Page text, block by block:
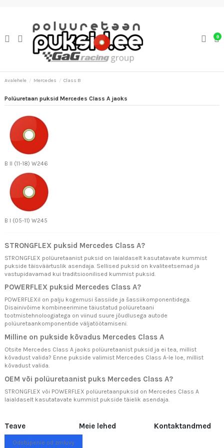
0
Avalehele Mercedes Class B
Polüuretaan puksid Mercedes Class A jaoks
B II (11-18) W246
B I (05-11) W245
STRONGFLEX puksid Mercedes Class A?
STRONGFLEX polüuretaanist puksid on laialdaselt kasutatavate kummist
pukside täisväärtuslik asendaja. Sellised puksid on kvaliteetsemad ja
vastupidavamad kui traditsioonilised kummist puksid.
POWERFLEX puksid Mercedes Class A?
POWERFLEXil on palju kogemusi šassiide ja šassiikomponentidega.
Disainivõime kombineerimine täiustatud polüuretaani
tootmistehnoloogiatega on viinud suure jõudlusega autode
polüuretaankomponentide väljatöötamiseni.
Milline on pukside kõvadus Mercedes Class A
Otsite Mercedes Class A jaoks polüuretaanist puksid ja ei tea, millist
kõvadust valida? Enne pukside valimist Mercedes Class A-le loe, millist
kõvadust valida.
OEM või polüuretaanist puks Mercedes Class A?
STRONGFLEX või POWERFLEX polüuretaanpuksid on Mercedes Class A
laialdaselt kasutatavate kummist pukside täielik asendaja.
Teave Meie lehed Kontaktandmed
Odstúpenie od zmluvy